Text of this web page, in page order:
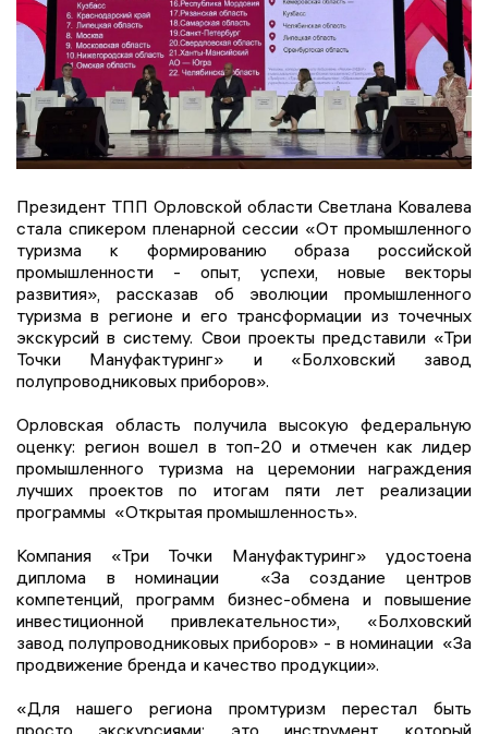
Президент ТПП Орловской области Светлана Ковалева
стала спикером пленарной сессии «От промышленного
туризма к формированию образа российской
промышленности - опыт, успехи, новые векторы
развития», рассказав об эволюции промышленного
туризма в регионе и его трансформации из точечных
экскурсий в систему. Свои проекты представили «Три
Точки Мануфактуринг» и «Болховский завод
полупроводниковых приборов».
Орловская область получила высокую федеральную
оценку: регион вошел в топ-20 и отмечен как лидер
промышленного туризма на церемонии награждения
лучших проектов по итогам пяти лет реализации
программы «Открытая промышленность».
Компания «Три Точки Мануфактуринг» удостоена
диплома в номинации «За создание центров
компетенций, программ бизнес-обмена и повышение
инвестиционной привлекательности», «Болховский
завод полупроводниковых приборов» - в номинации «За
продвижение бренда и качество продукции».
«Для нашего региона промтуризм перестал быть
просто экскурсиями: это инструмент, который